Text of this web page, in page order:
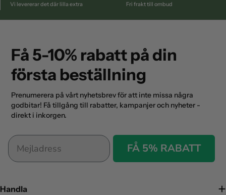
Vi levererar det där lilla extra Fri frakt till ombud
Få 5-10% rabatt på din
första beställning
Prenumerera på vårt nyhetsbrev för att inte missa några
godbitar! Få tillgång till rabatter, kampanjer och nyheter -
direkt i inkorgen.
FÅ 5% RABATT
Handla